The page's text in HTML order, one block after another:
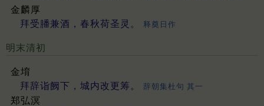
金麟厚
拜受膰兼酒，春秋荷圣灵。
释奠日作
明末清初
金堉
拜辞诣阙下，城内改更筹。
辞朝集杜句 其一
郑弘溟